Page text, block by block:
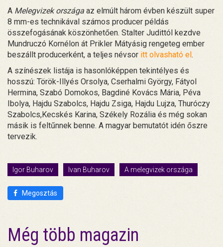
A Melegvizek országa az elmúlt három évben készült super
8 mm-es technikával számos producer példás
összefogásának köszönhetően. Stalter Judittól kezdve
Mundruczó Kornélon át Prikler Mátyásig rengeteg ember
beszállt producerként, a teljes névsor itt olvasható el.
A színészek listája is hasonlóképpen tekintélyes és
hosszú: Török-Illyés Orsolya, Cserhalmi György, Fátyol
Hermina, Szabó Domokos, Bagdiné Kovács Mária, Péva
Ibolya, Hajdu Szabolcs, Hajdu Zsiga, Hajdu Lujza, Thuróczy
Szabolcs,Kecskés Karina, Székely Rozália és még sokan
másik is feltűnnek benne. A magyar bemutatót idén őszre
tervezik.
Igor Buharov Ivan Buharov A melegvizek országa
Megosztás
Még több magazin